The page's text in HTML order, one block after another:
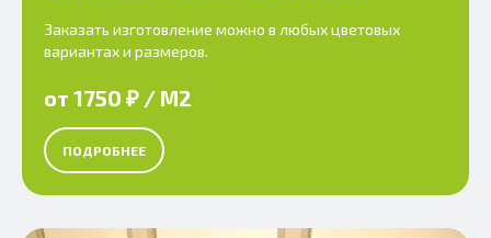
Заказать изготовление можно в любых цветовых
вариантах и размеров.
от 1750 ₽ / М2
ПОДРОБНЕЕ